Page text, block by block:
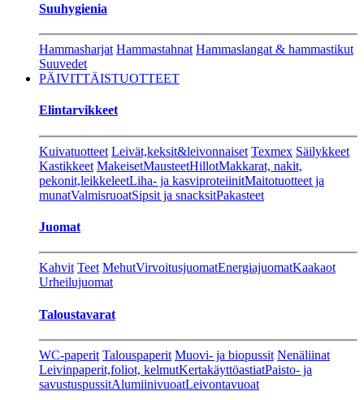
Suuhygienia
Hammasharjat Hammastahnat Hammaslangat & hammastikut
Suuvedet
PÄIVITTÄISTUOTTEET
Elintarvikkeet
Kuivatuotteet Leivät,keksit&leivonnaiset Texmex Säilykkeet
Kastikkeet MakeisetMausteetHillotMakkarat, nakit,
pekonit,leikkeleetLiha- ja kasviproteiinitMaitotuotteet ja
munatValmisruoatSipsit ja snacksitPakasteet
Juomat
Kahvit Teet MehutVirvoitusjuomatEnergiajuomatKaakaot
Urheilujuomat
Taloustavarat
WC-paperit Talouspaperit Muovi- ja biopussit Nenäliinat
Leivinpaperit,foliot, kelmutKertakäyttöastiatPaisto- ja
savustuspussitAlumiinivuoatLeivontavuoat